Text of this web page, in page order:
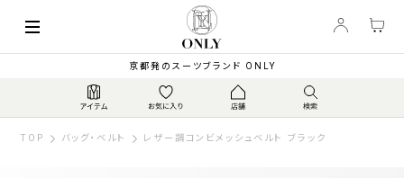
京都発のスーツブランド ONLY
TOP バッグ・ベルト レザー調コンビメッシュベルト ブラック